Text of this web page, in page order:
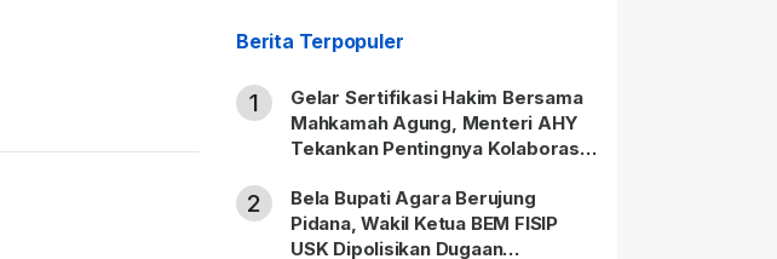
Berita Terpopuler
1
Gelar Sertifikasi Hakim Bersama
Mahkamah Agung, Menteri AHY
Tekankan Pentingnya Kolaborasi
Masyarakat
2
Bela Bupati Agara Berujung
Pidana, Wakil Ketua BEM FISIP
USK Dipolisikan Dugaan